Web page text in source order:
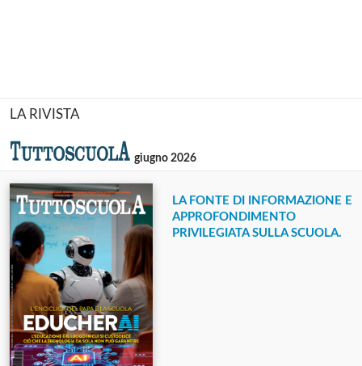
LA RIVISTA
giugno 2026
LA FONTE DI INFORMAZIONE E
APPROFONDIMENTO
PRIVILEGIATA SULLA SCUOLA.